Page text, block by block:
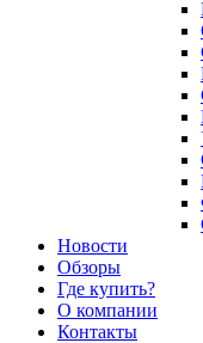
Новости
Обзоры
Где купить?
О компании
Контакты